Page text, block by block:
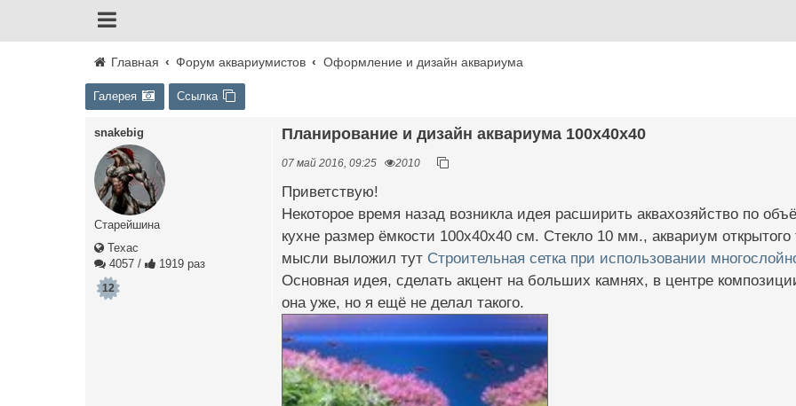
Главная Форум аквариумистов Оформление и дизайн аквариума
Галерея Ссылка
snakebig
Старейшина
Техас
4057 / 1919 раз
12
Планирование и дизайн аквариума 100х40х40
07 май 2016, 09:25 2010
Приветствую!
Некоторое время назад возникла идея расширить аквахозяйство по
кухне размер ёмкости 100х40х40 см. Стекло 10 мм., аквариум
мысли выложил тут Строительная сетка при использовании
Основная идея, сделать акцент на больших камнях, в центре
она уже, но я ещё не делал такого.